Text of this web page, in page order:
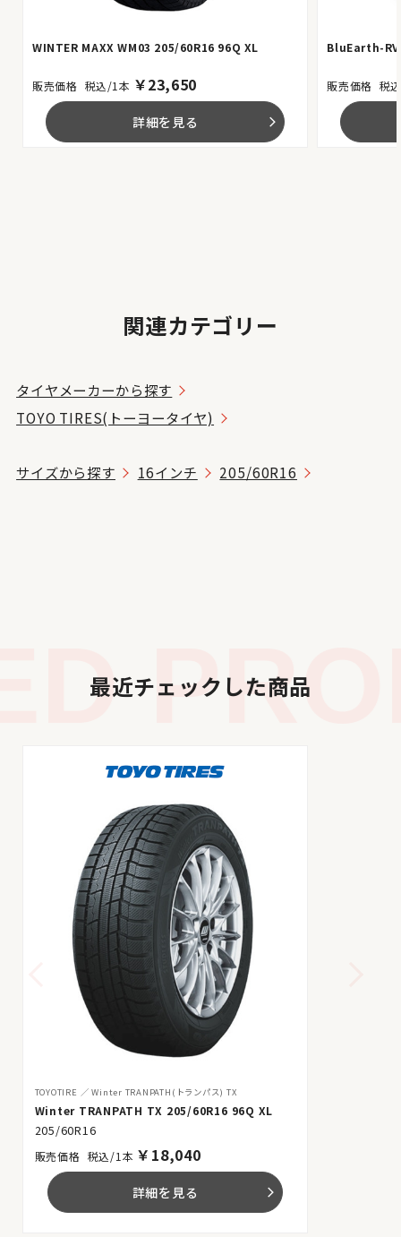
WINTER MAXX WM03 205/60R16 96Q XL
税込/1本 ￥23,650
詳細を見る arrow_forward_ios
BluEarth-RV
税
関連カテゴリー
タイヤメーカーから探す
TOYO TIRES(トーヨータイヤ)
サイズから探す 16インチ 205/60R16
最近チェックした商品
TOYOTIRE Winter TRANPATH(トランパス) TX
Winter TRANPATH TX 205/60R16 96Q XL
205/60R16
税込/1本 ￥ 18,040
詳細を見る arrow_forward_ios